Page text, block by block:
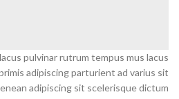
pulvinar rutrum tempus mus lacus
adipiscing parturient ad varius sit
adipiscing sit scelerisque dictum